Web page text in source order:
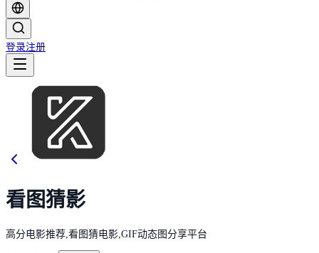
登录注册
看图猜影
高分电影推荐,看图猜电影,GIF动态图分享平台